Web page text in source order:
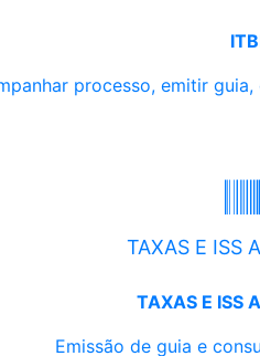
processo, emitir
TAXAS E ISS
TAXAS E ISS
Emissão de guia e